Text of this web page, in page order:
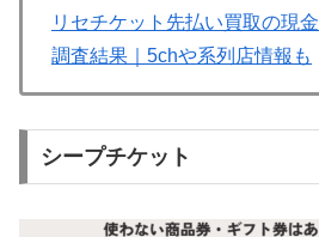
リセチケット先払い買取の現
調査結果｜5chや系列店情報も
シープチケット